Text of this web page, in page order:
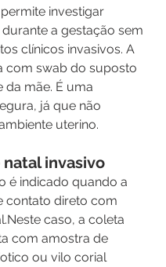
investigar
a gestação sem
clínicos invasivos. A
com swab do suposto
da mãe. É uma
já que não
uterino.
invasivo
é indicado quando a
contato direto com
caso, a coleta
com amostra de
ou vilo corial